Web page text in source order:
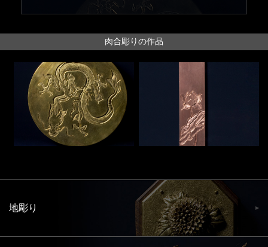
肉合彫りの作品
地彫り